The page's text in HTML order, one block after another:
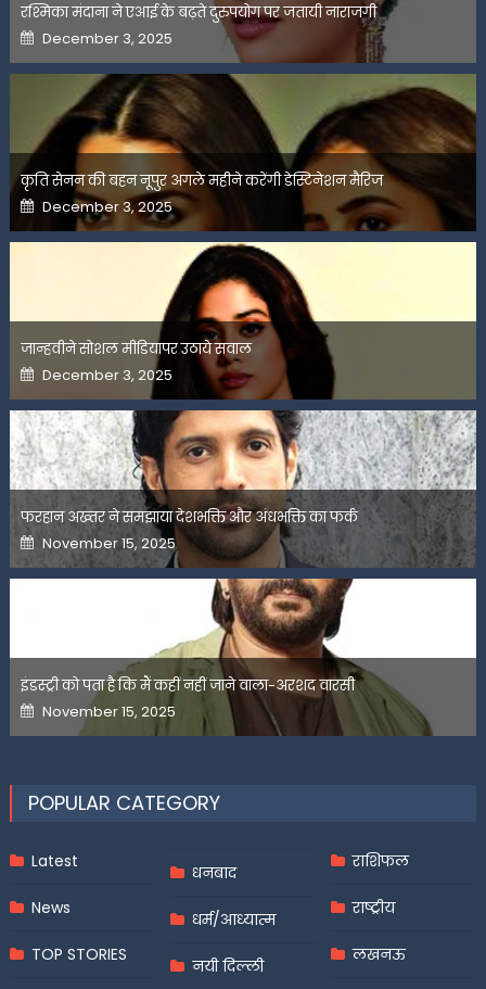
रश्मिका मंदाना ने एआई के बढ़ते दुरुपयोग पर जतायी नाराजगी
Posted
on
December 3, 2025
कृति सेनन की बहन नूपुर अगले महीने करेंगी डेस्टिनेशन मैरिज
Posted
on
December 3, 2025
जान्हवीने सोशल मीडियापर उठाये सवाल
Posted
on
December 3, 2025
फरहान अख्तर ने समझाया देशभक्ति और अंधभक्ति का फर्क
Posted
on
November 15, 2025
इंडस्ट्री को पता है कि मैं कहीं नहीं जाने वाला-अरशद वारसी
Posted
on
November 15, 2025
POPULAR CATEGORY
Latest
News
TOP STORIES
धनबाद
धर्म/आध्यात्म
नयी दिल्ली
राशिफल
राष्ट्रीय
लखनऊ